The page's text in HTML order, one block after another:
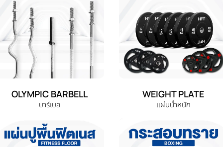
OLYMPIC BARBELL
บาร์เบล
WEIGHT PLATE
แผ่นน้ำหนัก